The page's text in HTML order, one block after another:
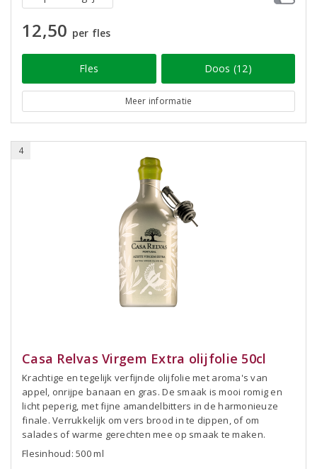
12,50 per fles
Fles Doos (12)
Meer informatie
4
Casa Relvas Virgem Extra olijfolie 50cl
Krachtige en tegelijk verfijnde olijfolie met aroma's van
appel, onrijpe banaan en gras. De smaak is mooi romig en
licht peperig, met fijne amandelbitters in de harmonieuze
finale. Verrukkelijk om vers brood in te dippen, of om
salades of warme gerechten mee op smaak te maken.
Flesinhoud: 500 ml